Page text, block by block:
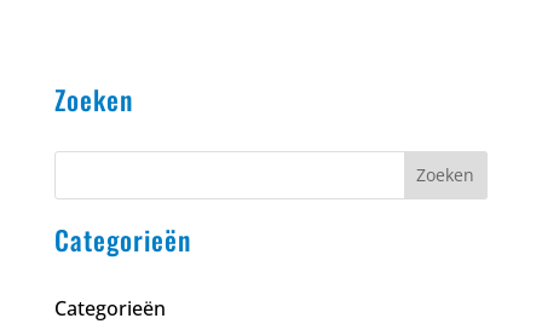
Zoeken
Zoeken
Categorieën
Categorieën